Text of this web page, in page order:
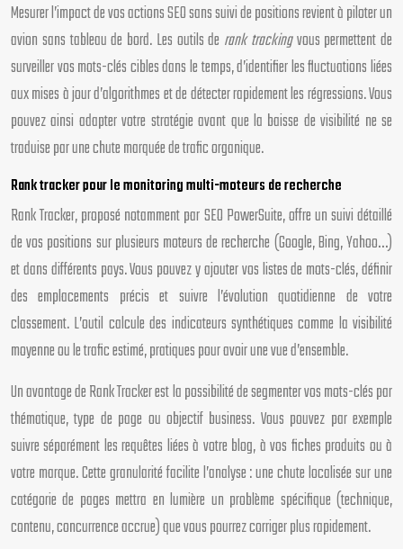
Mesurer l’impact de vos actions SEO sans suivi de positions revient à piloter un
avion sans tableau de bord. Les outils de rank trackingvous permettent de
surveiller vos mots-clés cibles dans le temps, d’identifier les fluctuations liées
aux mises à jour d’algorithmes et de détecter rapidement les régressions. Vous
pouvez ainsi adapter votre stratégie avant que la baisse de visibilité ne se
traduise par une chute marquée de trafic organique.
Rank tracker pour le monitoring multi-moteurs de recherche
Rank Tracker, proposé notamment par SEO PowerSuite, offre un suivi détaillé
de vos positions sur plusieurs moteurs de recherche (Google, Bing, Yahoo…)
et dans différents pays. Vous pouvez y ajouter vos listes de mots-clés, définir
des emplacements précis et suivre l’évolution quotidienne de votre
classement. L’outil calcule des indicateurs synthétiques comme la visibilité
moyenne ou le trafic estimé, pratiques pour avoir une vue d’ensemble.
Un avantage de Rank Tracker est la possibilité de segmenter vos mots-clés par
thématique, type de page ou objectif business. Vous pouvez par exemple
suivre séparément les requêtes liées à votre blog, à vos fiches produits ou à
votre marque. Cette granularité facilite l’analyse : une chute localisée sur une
catégorie de pages mettra en lumière un problème spécifique (technique,
contenu, concurrence accrue) que vous pourrez corriger plus rapidement.